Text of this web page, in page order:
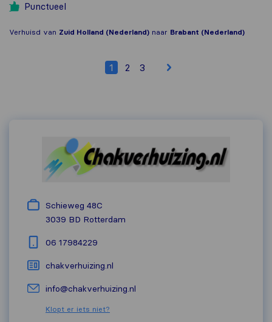
Punctueel
Verhuisd van Zuid Holland (Nederland) naar Brabant (Nederland)
1 2 3
Schieweg 48C
3039 BD Rotterdam
06 17984229
chakverhuizing.nl
info@chakverhuizing.nl
Klopt er iets niet?